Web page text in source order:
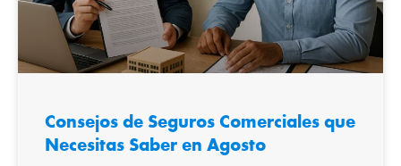
Consejos de Seguros Comerciales que
Necesitas Saber en Agosto